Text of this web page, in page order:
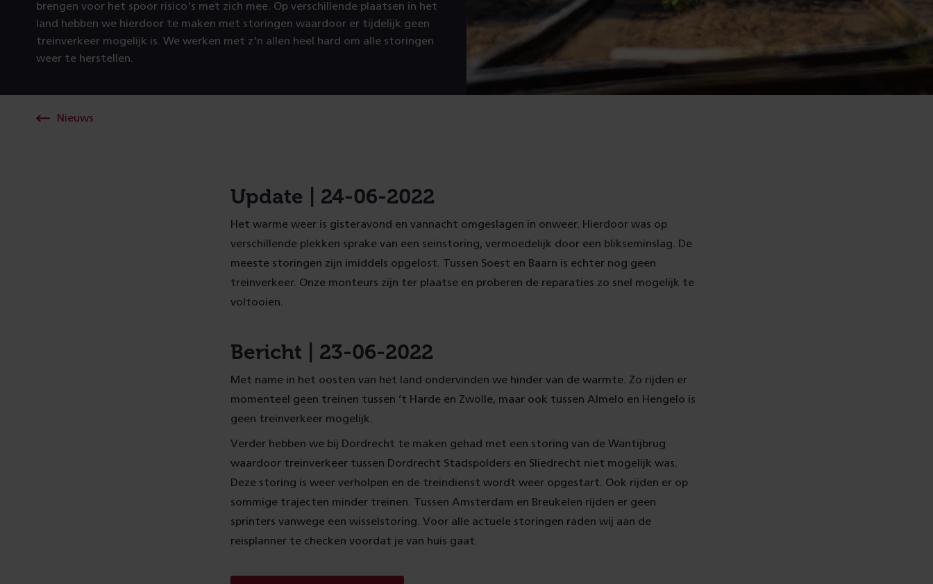
brengen voor het spoor risico's met zich mee. Op verschillende plaatsen in het
land hebben we hierdoor te maken met storingen waardoor er tijdelijk geen
treinverkeer mogelijk is. We werken met z'n allen heel hard om alle storingen
weer te herstellen.
Nieuws
Update | 24-06-2022
Het warme weer is gisteravond en vannacht omgeslagen in onweer. Hierdoor was op
verschillende plekken sprake van een seinstoring, vermoedelijk door een blikseminslag. De
meeste storingen zijn imiddels opgelost. Tussen Soest en Baarn is echter nog geen
treinverkeer. Onze monteurs zijn ter plaatse en proberen de reparaties zo snel mogelijk te
voltooien.
Bericht | 23-06-2022
Met name in het oosten van het land ondervinden we hinder van de warmte. Zo rijden er
momenteel geen treinen tussen ’t Harde en Zwolle, maar ook tussen Almelo en Hengelo is
geen treinverkeer mogelijk.
Verder hebben we bij Dordrecht te maken gehad met een storing van de Wantijbrug
waardoor treinverkeer tussen Dordrecht Stadspolders en Sliedrecht niet mogelijk was.
Deze storing is weer verholpen en de treindienst wordt weer opgestart. Ook rijden er op
sommige trajecten minder treinen. Tussen Amsterdam en Breukelen rijden er geen
sprinters vanwege een wisselstoring. Voor alle actuele storingen raden wij aan de
reisplanner te checken voordat je van huis gaat.